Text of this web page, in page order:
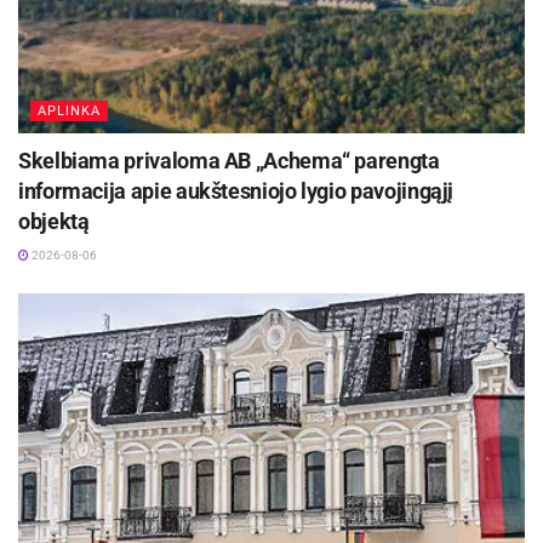
Aktualios naujienos
Ignalinos rajone, Lukošiškės sentikių religinė
bendruomenė rūpinasi cerkvės išsaugojimu
Kauno žaliosios erdvės džiugina nuo pirmųjų
Iš 25 Kauno rajono seniūnijų pernai gyventojų
gausėjo daugiau nei pusėje, tiksliau – trylikoje.
Tarp jų didesne plėtra pasižymėjo Akademijos,
Raudondvario, Neveronių ir Samylų seniūnijos.
„Ringaudų seniūnija mums smarkiai kvėpuoja į
nugarą, – neslėpė Domeikavos seniūnė Lina
APLINKA
Skelbiama privaloma AB „Achema“ parengta
informacija apie aukštesniojo lygio pavojingąjį
objektą
2026-08-06